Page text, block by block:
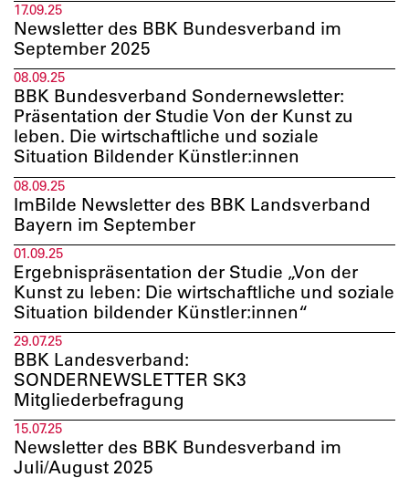
17.09.25
Newsletter des BBK Bundesverband im
September 2025
08.09.25
BBK Bundesverband Sondernewsletter:
Präsentation der Studie Von der Kunst zu
leben. Die wirtschaftliche und soziale
Situation Bildender Künstler:innen
08.09.25
ImBilde Newsletter des BBK Landsverband
Bayern im September
01.09.25
Ergebnispräsentation der Studie „Von der
Kunst zu leben: Die wirtschaftliche und soziale
Situation bildender Künstler:innen“
29.07.25
BBK Landesverband:
SONDERNEWSLETTER SK3
Mitgliederbefragung
15.07.25
Newsletter des BBK Bundesverband im
Juli/August 2025